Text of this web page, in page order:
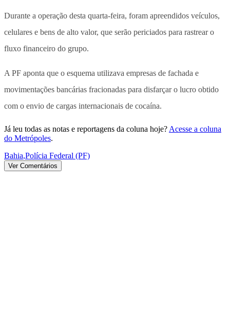
Durante a operação desta quarta-feira, foram apreendidos veículos,
celulares e bens de alto valor, que serão periciados para rastrear o
fluxo financeiro do grupo.
A PF aponta que o esquema utilizava empresas de fachada e
movimentações bancárias fracionadas para disfarçar o lucro obtido
com o envio de cargas internacionais de cocaína.
Já leu todas as notas e reportagens da coluna hoje? Acesse a coluna
do Metrópoles.
Bahia,Polícia Federal (PF)
Ver Comentários